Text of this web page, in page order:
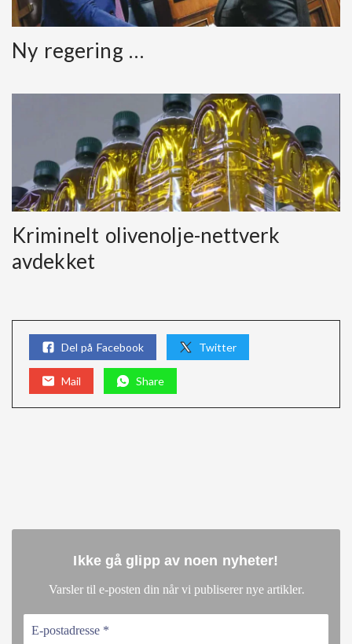
Ny regering …
Kriminelt olivenolje-nettverk
avdekket
Del på Facebook Twitter
Mail Share
Ikke gå glipp av noen nyheter!
Varsler til e-posten din når vi publiserer nye artikler.